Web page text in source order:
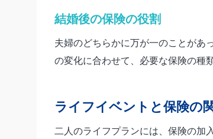
結婚後の保険の役割
夫婦のどちらかに万が一のことがあ
の変化に合わせて、必要な保険の種
ライフイベントと保険の
二人のライフプランには、保険の加